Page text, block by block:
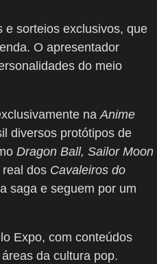
e sorteios exclusivos, que
O apresentador
do meio
naAnime
diversos protótipos de
Dragon Ball, Sailor Moon
dos Cavaleiros do
saga e seguem por um
Expo, com conteúdos
da cultura pop.